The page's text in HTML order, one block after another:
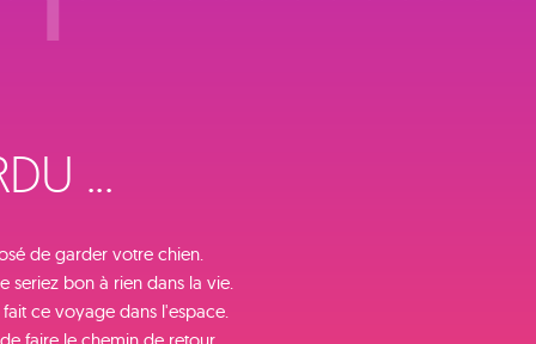
...
de garder votre chien.
seriez bon à rien dans la vie.
ce voyage dans l'espace.